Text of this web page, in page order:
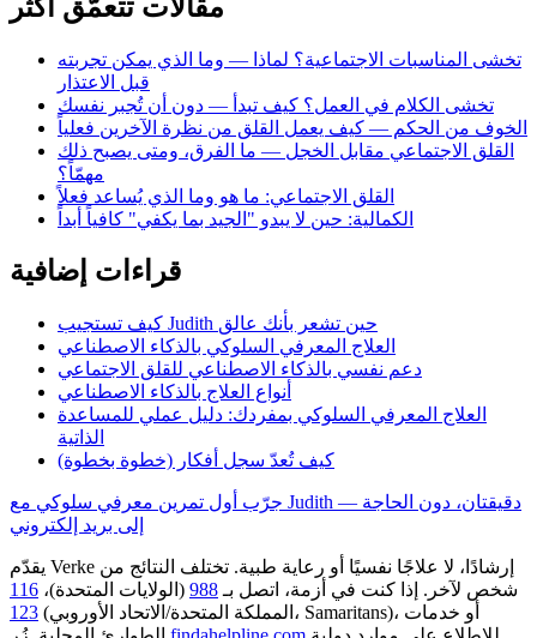
مقالات تتعمّق أكثر
تخشى المناسبات الاجتماعية؟ لماذا — وما الذي يمكن تجربته
قبل الاعتذار
تخشى الكلام في العمل؟ كيف تبدأ — دون أن تُجبر نفسك
الخوف من الحكم — كيف يعمل القلق من نظرة الآخرين فعلياً
القلق الاجتماعي مقابل الخجل — ما الفرق، ومتى يصبح ذلك
مهمّاً؟
القلق الاجتماعي: ما هو وما الذي يُساعد فعلاً
الكمالية: حين لا يبدو "الجيد بما يكفي" كافياً أبداً
قراءات إضافية
كيف تستجيب Judith حين تشعر بأنك عالق
العلاج المعرفي السلوكي بالذكاء الاصطناعي
دعم نفسي بالذكاء الاصطناعي للقلق الاجتماعي
أنواع العلاج بالذكاء الاصطناعي
العلاج المعرفي السلوكي بمفردك: دليل عملي للمساعدة
الذاتية
كيف تُعدّ سجل أفكار (خطوة بخطوة)
جرّب أول تمرين معرفي سلوكي مع Judith — دقيقتان، دون الحاجة
إلى بريد إلكتروني
يقدّم Verke إرشادًا، لا علاجًا نفسيًا أو رعاية طبية. تختلف النتائج من
شخص لآخر. إذا كنت في أزمة، اتصل بـ 988 (الولايات المتحدة)، 116
123
(المملكة المتحدة/الاتحاد الأوروبي، Samaritans)، أو خدمات